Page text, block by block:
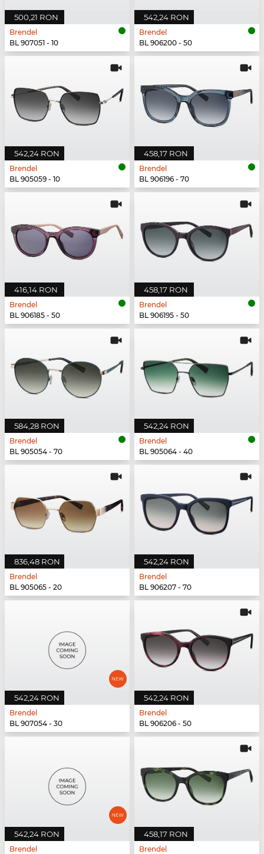
500,21 RON
Brendel
BL 907051 - 10
542,24 RON
Brendel
BL 906200 - 50
542,24 RON
Brendel
BL 905059 - 10
458,17 RON
Brendel
BL 906196 - 70
416,14 RON
Brendel
BL 906185 - 50
458,17 RON
Brendel
BL 906195 - 50
584,28 RON
Brendel
BL 905054 - 70
542,24 RON
Brendel
BL 905064 - 40
836,48 RON
Brendel
BL 905065 - 20
542,24 RON
Brendel
BL 906207 - 70
542,24 RON
Brendel
BL 907054 - 30
542,24 RON
Brendel
BL 906206 - 50
542,24 RON
Brendel
458,17 RON
Brendel